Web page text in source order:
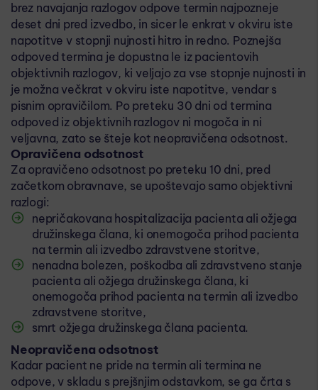
brez navajanja razlogov odpove termin najpozneje
deset dni pred izvedbo, in sicer le enkrat v okviru iste
napotitve v stopnji nujnosti hitro in redno. Poznejša
odpoved termina je dopustna le iz pacientovih
objektivnih razlogov, ki veljajo za vse stopnje nujnosti in
je možna večkrat v okviru iste napotitve, vendar s
pisnim opravičilom. Po preteku 30 dni od termina
odpoved iz objektivnih razlogov ni mogoča in ni
veljavna, zato se šteje kot neopravičena odsotnost.
Opravičena odsotnost
Za opravičeno odsotnost po preteku 10 dni, pred
začetkom obravnave, se upoštevajo samo objektivni
razlogi:
nepričakovana hospitalizacija pacienta ali ožjega
družinskega člana, ki onemogoča prihod pacienta
na termin ali izvedbo zdravstvene storitve,
nenadna bolezen, poškodba ali zdravstveno stanje
pacienta ali ožjega družinskega člana, ki
onemogoča prihod pacienta na termin ali izvedbo
zdravstvene storitve,
smrt ožjega družinskega člana pacienta.
Neopravičena odsotnost
Kadar pacient ne pride na termin ali termina ne
odpove, v skladu s prejšnjim odstavkom, se ga črta s